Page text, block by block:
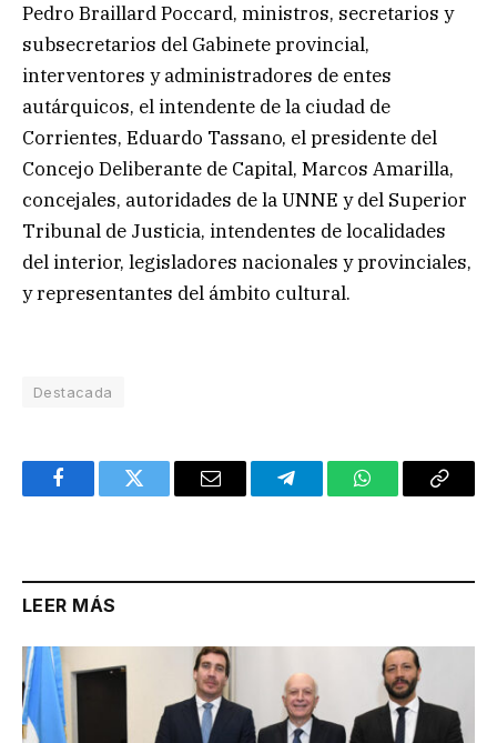
Pedro Braillard Poccard, ministros, secretarios y
subsecretarios del Gabinete provincial,
interventores y administradores de entes
autárquicos, el intendente de la ciudad de
Corrientes, Eduardo Tassano, el presidente del
Concejo Deliberante de Capital, Marcos Amarilla,
concejales, autoridades de la UNNE y del Superior
Tribunal de Justicia, intendentes de localidades
del interior, legisladores nacionales y provinciales,
y representantes del ámbito cultural.
Destacada
FacebookTwitter Email TelegramWhatsAppCopy
LEER MÁS